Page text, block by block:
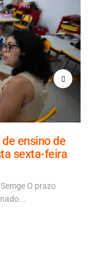
ensino de
sexta-feira
O prazo